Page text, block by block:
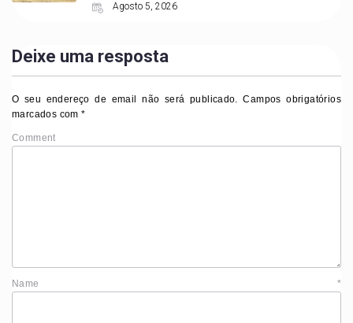
Agosto 5, 2026
Deixe uma resposta
O seu endereço de email não será publicado. Campos obrigatórios
marcados com*
Comment
Name *